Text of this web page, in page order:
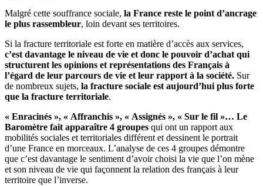
Malgré cette souffrance sociale, la France reste le point d’ancrage
le plus rassembleur, loin devant ses territoires.
Si la fracture territoriale est forte en matière d’accès aux services,
c’est davantage le niveau de vie et donc le pouvoir d’achat qui
structurent les opinions et représentations des Français à
l’égard de leur parcours de vie et leur rapport à la société. Sur
de nombreux sujets, la fracture sociale est aujourd’hui plus forte
que la fracture territoriale.
« Enracinés », « Affranchis », « Assignés », « Sur le fil »… Le
Baromètre fait apparaître 4 groupes qui ont un rapport aux
mobilités sociales et territoriales différent et dessinent le portrait
d’une France en morceaux. L’analyse de ces 4 groupes démontre
que c’est davantage le sentiment d’avoir choisi la vie que l’on mène
et son niveau de vie qui façonnent la relation des français à leur
territoire que l’inverse.